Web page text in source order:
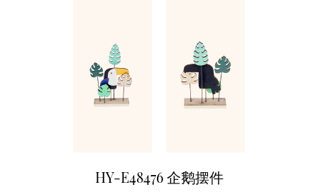
HY-E48476 企鹅摆件